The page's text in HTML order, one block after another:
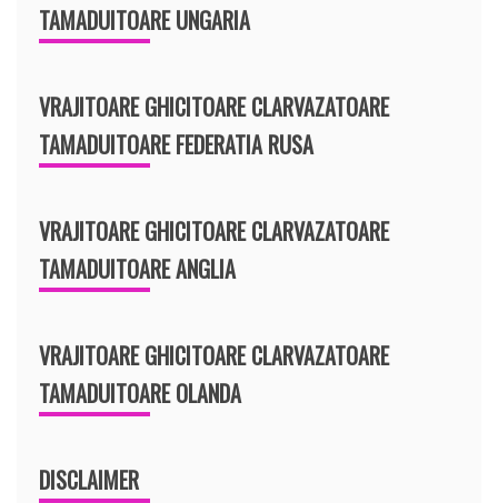
TAMADUITOARE UNGARIA
VRAJITOARE GHICITOARE CLARVAZATOARE
TAMADUITOARE FEDERATIA RUSA
VRAJITOARE GHICITOARE CLARVAZATOARE
TAMADUITOARE ANGLIA
VRAJITOARE GHICITOARE CLARVAZATOARE
TAMADUITOARE OLANDA
DISCLAIMER